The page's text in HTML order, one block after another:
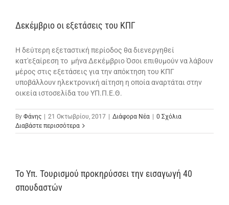
Δεκέμβριο οι εξετάσεις του ΚΠΓ
Η δεύτερη εξεταστική περίοδος θα διενεργηθεί
κατ'εξαίρεση το μήνα Δεκέμβριο Όσοι επιθυμούν να λάβουν
μέρος στις εξετάσεις για την απόκτηση του ΚΠΓ
υποβάλλουν ηλεκτρονική αίτηση η οποία αναρτάται στην
οικεία ιστοσελίδα του ΥΠ.Π.Ε.Θ.
By Φάνης 21 Οκτωβρίου, 2017 Διάφορα Νέα
0 Σχόλια
Διαβάστε περισσότερα
To Υπ. Τουρισμού προκηρύσσει την εισαγωγή 40
σπουδαστών